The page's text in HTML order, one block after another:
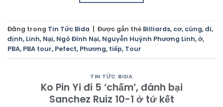
Đăng trong Tin Tức Bida Được gắn thẻ Billiards, cơ, cùng,đi,
định, Linh, Nại, Ngô Đình Nại, Nguyễn Huỳnh Phương Linh,ở,
PBA, PBA tour, Pefect, Phương, tiếp, Tour
TIN TỨC BIDA
Ko Pin Yi đi 5 ‘chấm’, đánh bại
Sanchez Ruiz 10-1 ở tứ kết